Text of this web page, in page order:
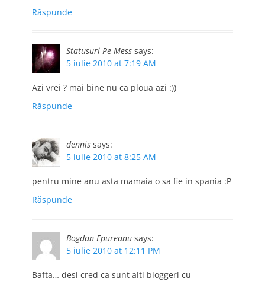
Răspunde
Statusuri Pe Mess says:
5 iulie 2010 at 7:19 AM
Azi vrei ? mai bine nu ca ploua azi :))
Răspunde
dennis says:
5 iulie 2010 at 8:25 AM
pentru mine anu asta mamaia o sa fie in spania :P
Răspunde
Bogdan Epureanu says:
5 iulie 2010 at 12:11 PM
Bafta… desi cred ca sunt alti bloggeri cu